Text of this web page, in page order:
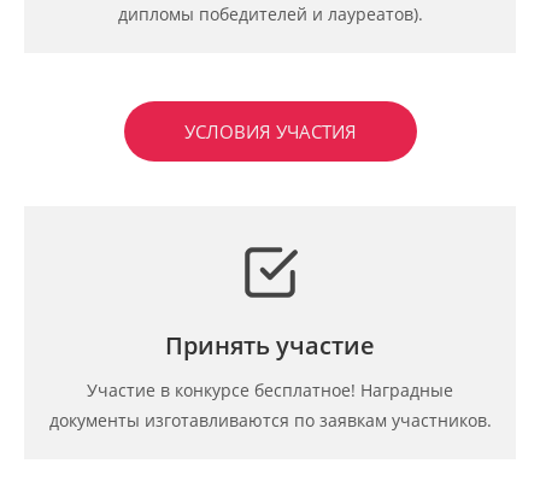
дипломы победителей и лауреатов).
УСЛОВИЯ УЧАСТИЯ
Принять участие
Участие в конкурсе бесплатное! Наградные
документы изготавливаются по заявкам участников.